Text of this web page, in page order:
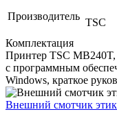
Производитель
TSC
Комплектация
Принтер TSC MB240T,
с программным
Windows, краткое
Внешний смотчик